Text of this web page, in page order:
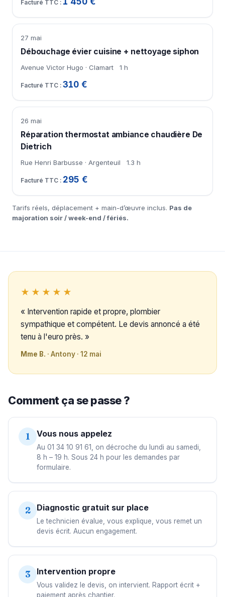
27 mai
Débouchage évier cuisine + nettoyage siphon
Avenue Victor Hugo · Clamart 1 h
310 €
26 mai
Réparation thermostat ambiance chaudière De
Dietrich
Rue Henri Barbusse · Argenteuil 1.3 h
295 €
Tarifs réels, déplacement + main-d’œuvre inclus. Pas de
majoration soir / week-end / fériés.
★★★★★
« Intervention rapide et propre, plombier
sympathique et compétent. Le devis annoncé a été
tenu à l'euro près. »
Mme B. · Antony · 12 mai
Comment ça se passe ?
1 Vous nous appelez
Au 01 34 10 91 61, on décroche du lundi au samedi,
8 h – 19 h. Sous 24 h pour les demandes par
formulaire.
2 Diagnostic gratuit sur place
Le technicien évalue, vous explique, vous remet un
devis écrit. Aucun engagement.
3 Intervention propre
Vous validez le devis, on intervient. Rapport écrit +
paiement après chantier.